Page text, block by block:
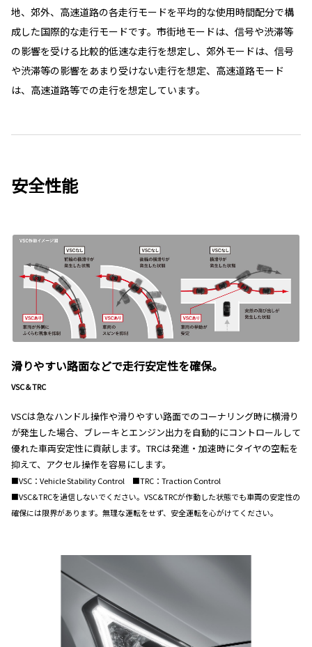
地、郊外、高速道路の各走行モードを平均的な使用時間配分で構
成した国際的な走行モードです。市街地モードは、信号や渋滞等
の影響を受ける比較的低速な走行を想定し、郊外モードは、信号
や渋滞等の影響をあまり受けない走行を想定、高速道路モード
は、高速道路等での走行を想定しています。
安全性能
滑りやすい路面などで走行安定性を確保。
VSC＆TRC
VSCは急なハンドル操作や滑りやすい路面でのコーナリング時に横滑り
が発生した場合、ブレーキとエンジン出力を自動的にコントロールして
優れた車両安定性に貢献します。TRCは発進・加速時にタイヤの空転を
抑えて、アクセル操作を容易にします。
■VSC：Vehicle Stability Control ■TRC：Traction Control
■VSC&TRCを過信しないでください。VSC&TRCが作動した状態でも車両の安定性の
確保には限界があります。無理な運転をせず、安全運転を心がけてください。